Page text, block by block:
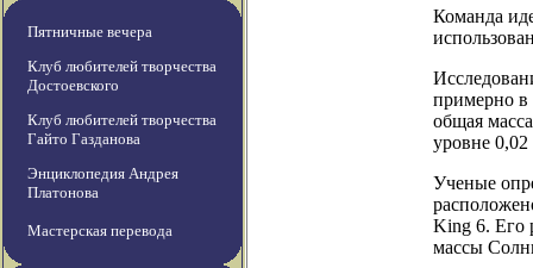
Пятничные вечера
Клуб любителей творчества
Достоевского
Клуб любителей творчества
Гайто Газданова
Энциклопедия Андрея
Платонова
Мастерская перевода
Команда
примерно в
общая
уровне 0,02
Ученые
King 6. Его
массы